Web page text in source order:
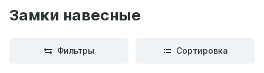
Замки навесные
Фильтры Сортировка